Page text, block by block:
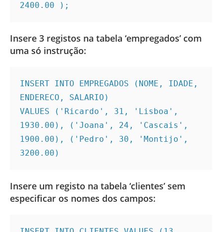
2400.00 );
Insere 3 registos na tabela ‘empregados’ com
uma só instrução:
INSERT INTO EMPREGADOS (NOME, IDADE,
ENDERECO, SALARIO)
VALUES ('Ricardo', 31, 'Lisboa',
1930.00), ('Joana', 24, 'Cascais',
1900.00), ('Pedro', 30, 'Montijo',
3200.00)
Insere um registo na tabela ‘clientes’ sem
especificar os nomes dos campos: